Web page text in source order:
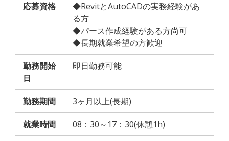
応募資格
◆RevitとAutoCADの実務経験があ
る方
◆パース作成経験がある方尚可
◆長期就業希望の方歓迎
勤務開始
日
即日勤務可能
勤務期間 3ヶ月以上(長期)
就業時間 08：30～17：30(休憩1h)